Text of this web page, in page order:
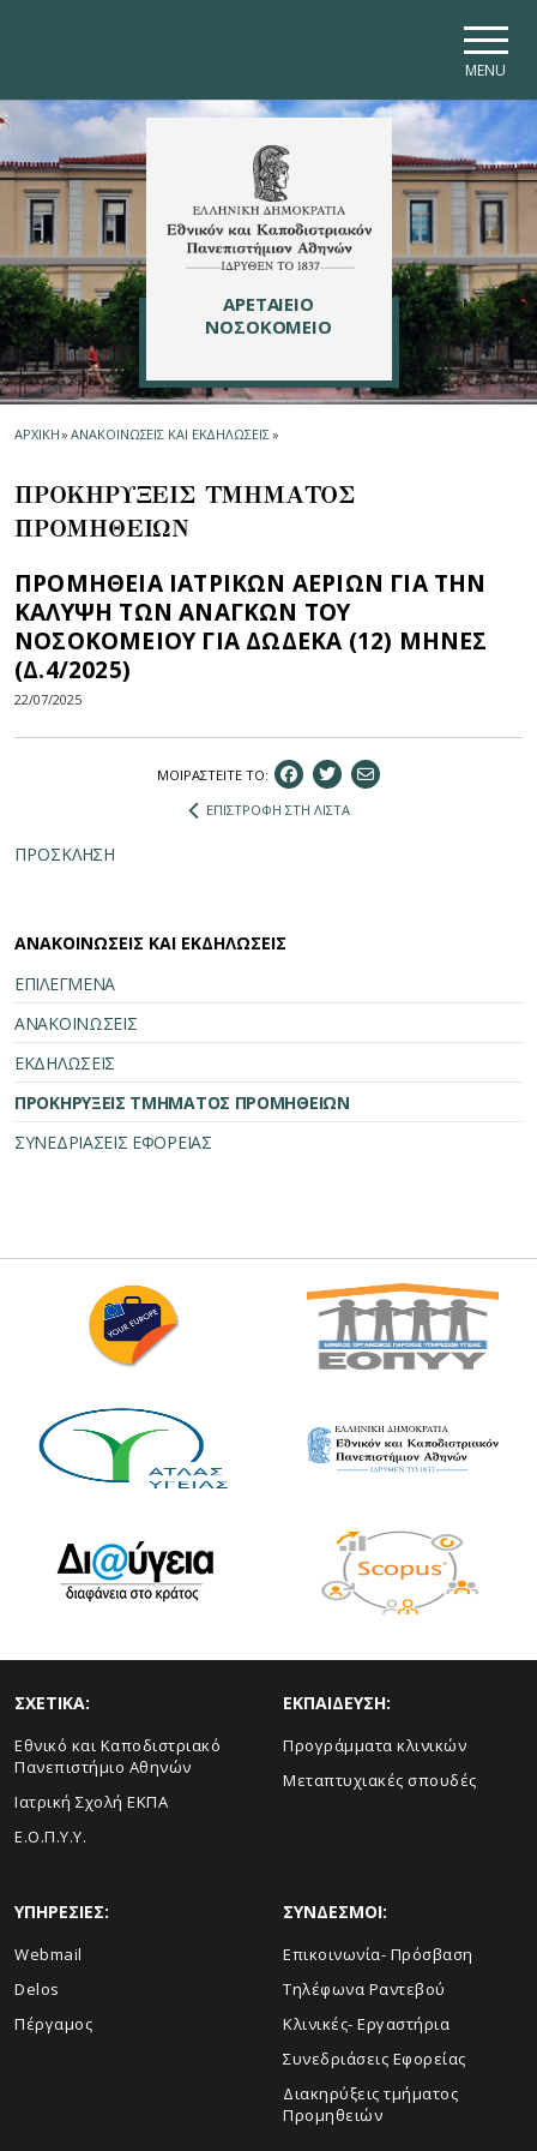
MENU
ΑΡΕΤΑΙΕΙΟ
ΝΟΣΟΚΟΜΕΙΟ
ΑΡΧΙΚΗ» ΑΝΑΚΟΙΝΩΣΕΙΣ ΚΑΙ ΕΚΔΗΛΩΣΕΙΣ»
ΠΡΟΚΗΡΥΞΕΙΣ ΤΜΗΜΑΤΟΣ
ΠΡΟΜΗΘΕΙΩN
ΠΡΟΜΗΘΕΙΑ ΙΑΤΡΙΚΩΝ ΑΕΡΙΩΝ ΓΙΑ ΤΗΝ
ΚΑΛΥΨΗ ΤΩΝ ΑΝΑΓΚΩΝ ΤΟΥ
ΝΟΣΟΚΟΜΕΙΟΥ ΓΙΑ ΔΩΔΕΚΑ (12) ΜΗΝΕΣ
(Δ.4/2025)
22/07/2025
ΜΟΙΡΑΣΤEIΤΕ ΤΟ:
ΕΠΙΣΤΡΟΦΗ ΣΤΗ ΛΙΣΤΑ
ΠΡΟΣΚΛΗΣΗ
ΑΝΑΚΟΙΝΩΣΕΙΣ ΚΑΙ ΕΚΔΗΛΩΣΕΙΣ
ΕΠΙΛΕΓΜΕΝΑ
ΑΝΑΚΟΙΝΩΣΕΙΣ
ΕΚΔΗΛΩΣΕΙΣ
ΠΡΟΚΗΡΥΞΕΙΣ ΤΜΗΜΑΤΟΣ ΠΡΟΜΗΘΕΙΩΝ
ΣΥΝΕΔΡΙΑΣΕΙΣ ΕΦΟΡΕΙΑΣ
ΣΧΕΤΙΚΑ:
Εθνικό και Καποδιστριακό
Πανεπιστήμιο Αθηνών
Ιατρική Σχολή ΕΚΠΑ
Ε.Ο.Π.Υ.Υ.
ΕΚΠΑΙΔΕΥΣΗ:
Προγράμματα κλινικών
Μεταπτυχιακές σπουδές
ΥΠΗΡΕΣΙΕΣ:
Webmail
Delos
Πέργαμος
ΣΥΝΔΕΣΜΟΙ:
Επικοινωνία- Πρόσβαση
Τηλέφωνα Ραντεβού
Κλινικές- Εργαστήρια
Συνεδριάσεις Εφορείας
Διακηρύξεις τμήματος
Προμηθειών